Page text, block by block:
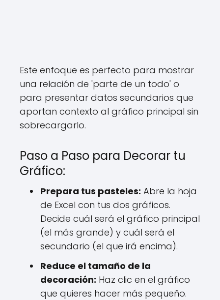
Este enfoque es perfecto para mostrar
una relación de 'parte de un todo' o
para presentar datos secundarios que
aportan contexto al gráfico principal sin
sobrecargarlo.
Paso a Paso para Decorar tu
Gráfico:
Prepara tus pasteles: Abre la hoja
de Excel con tus dos gráficos.
Decide cuál será el gráfico principal
(el más grande) y cuál será el
secundario (el que irá encima).
Reduce el tamaño de la
decoración: Haz clic en el gráfico
que quieres hacer más pequeño.